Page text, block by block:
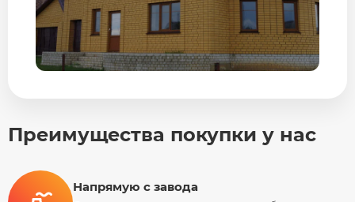
Преимущества покупки у нас
Напрямую с завода